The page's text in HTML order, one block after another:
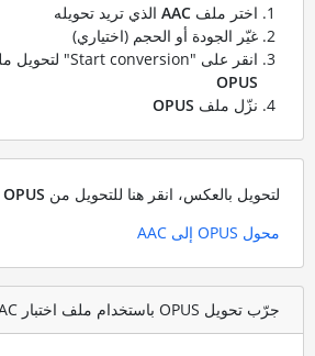
اختر ملف AACالذي تريد تحويله
غيّر الجودة أو الحجم (اختياري)
انقر على "Start conversion" لتحويل ملفك من
OPUS
نزّل ملف OPUS
لتحويل بالعكس، انقر هنا للتحويل من OPUS إلى AAC
محول OPUS إلى AAC
جرّب تحويل OPUS باستخدام ملف اختبار AAC